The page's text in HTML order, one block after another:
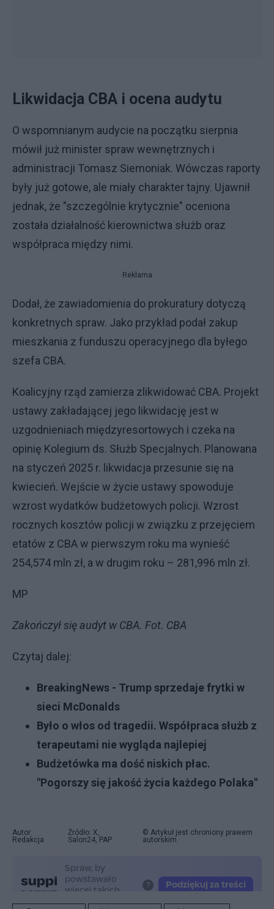
Likwidacja CBA i ocena audytu
O wspomnianym audycie na początku sierpnia
mówił już minister spraw wewnętrznych i
administracji Tomasz Siemoniak. Wówczas raporty
były już gotowe, ale miały charakter tajny. Ujawnił
jednak, że "szczególnie krytycznie" oceniona
została działalność kierownictwa służb oraz
współpraca między nimi.
Reklama
Dodał, że zawiadomienia do prokuratury dotyczą
konkretnych spraw. Jako przykład podał zakup
mieszkania z funduszu operacyjnego dla byłego
szefa CBA.
Koalicyjny rząd zamierza zlikwidować CBA. Projekt
ustawy zakładającej jego likwidację jest w
uzgodnieniach międzyresortowych i czeka na
opinię Kolegium ds. Służb Specjalnych. Planowana
na styczeń 2025 r. likwidacja przesunie się na
kwiecień. Wejście w życie ustawy spowoduje
wzrost wydatków budżetowych policji. Wzrost
rocznych kosztów policji w związku z przejęciem
etatów z CBA w pierwszym roku ma wynieść
254,574 mln zł, a w drugim roku – 281,996 mln zł.
MP
Zakończył się audyt w CBA. Fot. CBA
Czytaj dalej:
BreakingNews - Trump sprzedaje frytki w
sieci McDonalds
Było o włos od tragedii. Współpraca służb z
terapeutami nie wygląda najlepiej
Budżetówka ma dość niskich płac.
"Pogorszy się jakość życia każdego Polaka"
Autor:
Redakcja
Źródło: X,
Salon24, PAP
© Artykuł jest chroniony prawem
autorskim.